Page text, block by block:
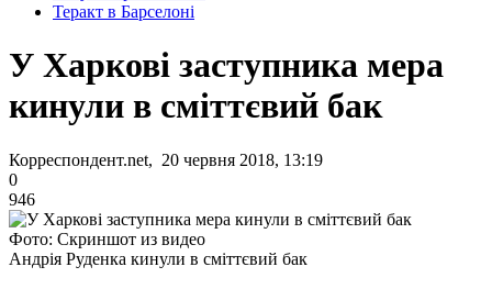
Теракт в Барселоні
У Харкові заступника мера
кинули в сміттєвий бак
Корреспондент.net, 20 червня 2018, 13:19
0
946
Фото: Скриншот из видео
Андрія Руденка кинули в сміттєвий бак